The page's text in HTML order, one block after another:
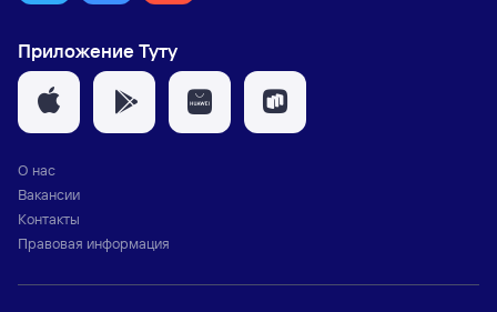
Приложение Туту
О нас
Вакансии
Контакты
Правовая информация